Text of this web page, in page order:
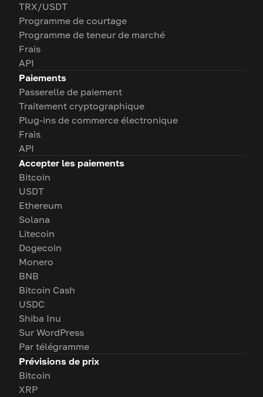
TRX/USDT
Programme de courtage
Programme de teneur de marché
Frais
API
Paiements
Passerelle de paiement
Traitement cryptographique
Plug-ins de commerce électronique
Frais
API
Accepter les paiements
Bitcoin
USDT
Ethereum
Solana
Litecoin
Dogecoin
Monero
BNB
Bitcoin Cash
USDC
Shiba Inu
Sur WordPress
Par télégramme
Prévisions de prix
Bitcoin
XRP